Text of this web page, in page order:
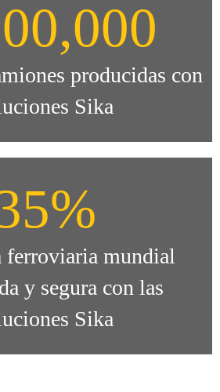
producidas con
Sika
ferroviaria mundial
y segura con las
Sika